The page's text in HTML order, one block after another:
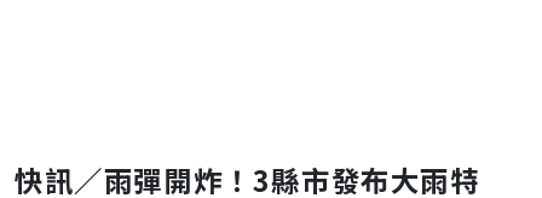
快訊／雨彈開炸！3縣市發布大雨特